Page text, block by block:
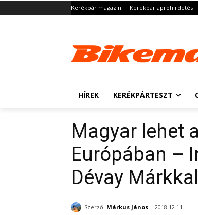
Kerékpár magazin Kerékpár apróhirdetés
HÍREK KERÉKPÁRTESZT
Magyar lehet
Európában –
Dévay Márkkal
Szerző: Márkus János 2018.12.11.